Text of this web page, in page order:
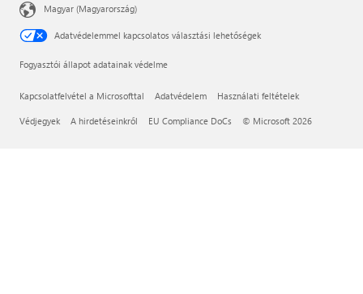
Magyar (Magyarország)
Adatvédelemmel kapcsolatos választási lehetőségek
Fogyasztói állapot adatainak védelme
Kapcsolatfelvétel a Microsofttal Adatvédelem Használati feltételek
Védjegyek A hirdetéseinkről EU Compliance DoCs © Microsoft 2026